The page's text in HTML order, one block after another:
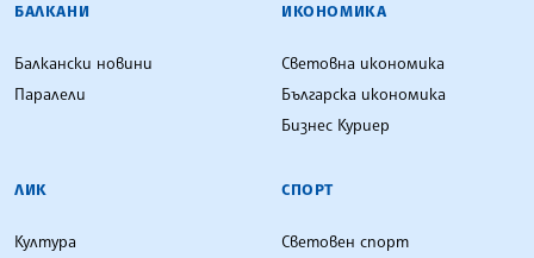
БАЛКАНИ
Балкански новини
Паралели
ИКОНОМИКА
Световна икономика
Българска икономика
Бизнес Куриер
ЛИК
Култура
СПОРТ
Световен спорт